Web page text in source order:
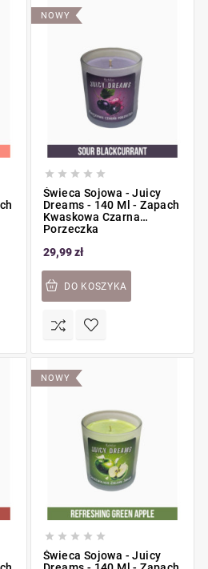
NOWY
    
Świeca Sojowa - Juicy
Dreams - 140 Ml - Zapach
Kwaskowa Czarna
Porzeczka
29,99 zł
DO KOSZYKA
NOWY
    
Świeca Sojowa - Juicy